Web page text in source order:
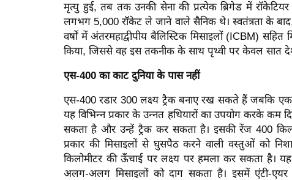
मृत्यु हुई, तब तक उनकी सेना की प्रत्येक ब्रिगेड में
लगभग 5,000 रॉकेट ले जाने वाले सैनिक थे। स्वतंत्रता के
वर्षों में अंतरमहाद्वीपीय बैलिस्टिक मिसाइलों (ICBM) सहित
किया, जिससे वह इस तकनीक के साथ पृथ्वी पर केवल सात
एस-400 का काट दुनिया के पास नहीं
एस-400 रडार 300 लक्ष्य ट्रैक बनाए रख सकते हैं जबकि
यह विभिन्न प्रकार के उन्नत हथियारों का उपयोग करके कम
सकता है और उन्हें ट्रैक कर सकता है। इसकी रेंज 400
प्रकार की मिसाइलों से घुसपैठ करने वाली वस्तुओं को
किलोमीटर की ऊँचाई पर लक्ष्य पर हमला कर सकता है।
अलग-अलग मिसाइलों को दाग सकता है। इसमें एंटी-